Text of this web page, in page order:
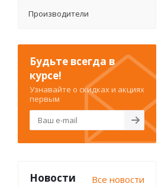
Производители
Будьте всегда в
курсе!
Узнавайте о скидках и акциях
первым
Новости Все новости